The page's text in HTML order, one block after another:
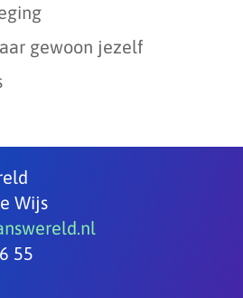
gewoon jezelf
Wijs
55